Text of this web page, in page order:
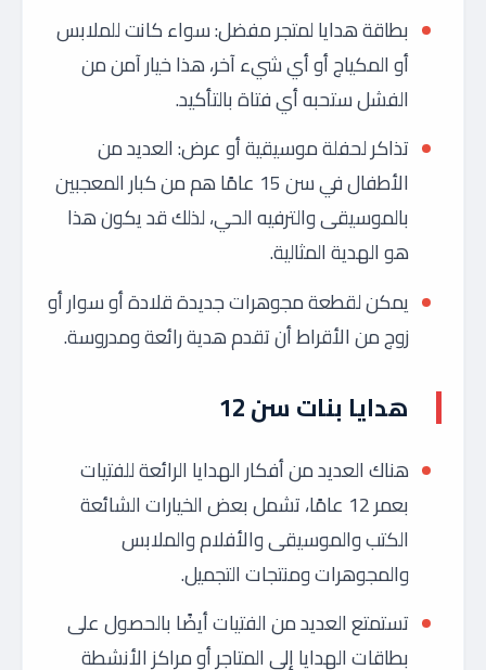
بطاقة هدايا لمتجر مفضل: سواء كانت للملابس
أو المكياج أو أي شيء آخر، هذا خيار آمن من
الفشل ستحبه أي فتاة بالتأكيد.
تذاكر لحفلة موسيقية أو عرض: العديد من
الأطفال في سن 15 عامًا هم من كبار المعجبين
بالموسيقى والترفيه الحي، لذلك قد يكون هذا
هو الهدية المثالية.
يمكن لقطعة مجوهرات جديدة قلادة أو سوار أو
زوج من الأقراط أن تقدم هدية رائعة ومدروسة.
هدايا بنات سن 12
هناك العديد من أفكار الهدايا الرائعة للفتيات
بعمر 12 عامًا، تشمل بعض الخيارات الشائعة
الكتب والموسيقى والأفلام والملابس
والمجوهرات ومنتجات التجميل.
تستمتع العديد من الفتيات أيضًا بالحصول على
بطاقات الهدايا إلى المتاجر أو مراكز الأنشطة